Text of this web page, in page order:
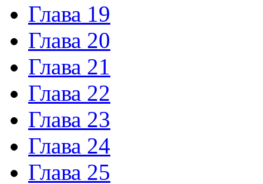
Глава 19
Глава 20
Глава 21
Глава 22
Глава 23
Глава 24
Глава 25